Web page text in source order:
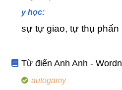
y học:
sự tự giao, tự thụ phấn
Từ điển Anh Anh -
autogamy